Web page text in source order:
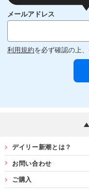
メールアドレス
利用規約を必ず確認の上
デイリー新潮とは？
お問い合わせ
ご購入